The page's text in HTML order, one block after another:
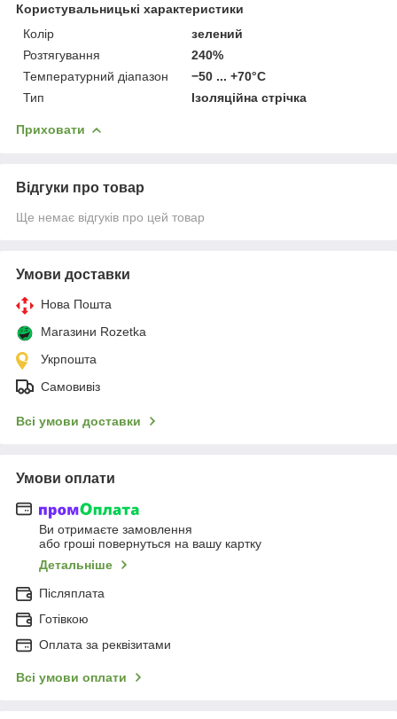
Користувальницькі характеристики
Колiр
зелений
Розтягування
240%
Температурний діапазон
−50 ... +70°C
Тип
Ізоляційна стрічка
Приховати
Відгуки про товар
Ще немає відгуків про цей товар
Умови доставки
Нова Пошта
Магазини Rozetka
Укрпошта
Самовивіз
Всі умови доставки
Умови оплати
Ви отримаєте замовлення
або гроші повернуться на вашу картку
Детальніше
Післяплата
Готівкою
Оплата за реквізитами
Всі умови оплати